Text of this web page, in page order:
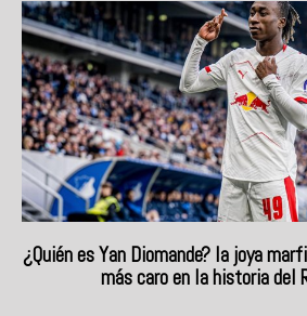
¿Quién es Yan Diomande? la joya
más caro en la historia del